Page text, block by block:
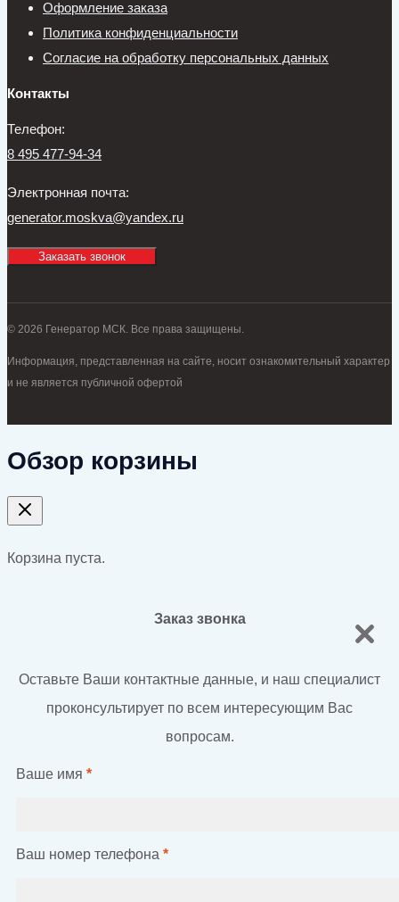
Оформление заказа
Политика конфиденциальности
Согласие на обработку персональных данных
Контакты
Телефон:
8 495 477-94-34
Электронная почта:
generator.moskva@yandex.ru
Заказать звонок
© 2026 Генератор МСК. Все права защищены.
Информация, представленная на сайте, носит ознакомительный характер
и не является публичной офертой
Обзор корзины
Корзина пуста.
Заказ звонка
Оставьте Ваши контактные данные, и наш специалист
проконсультирует по всем интересующим Вас
вопросам.
Ваше имя *
Ваш номер телефона *